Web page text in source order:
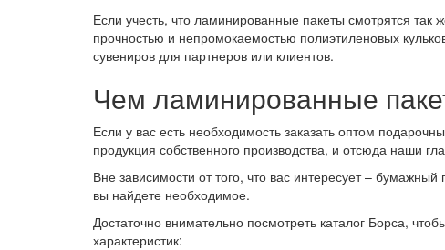
Если учесть, что ламинированные пакеты смотрятся так
прочностью и непромокаемостью полиэтиленовых
сувениров для партнеров или клиентов.
Чем ламинированные
Если у вас есть необходимость заказать оптом
продукция собственного производства, и отсюда наши
Вне зависимости от того, что вас интересует –
вы найдете необходимое.
Достаточно внимательно посмотреть каталог Борса,
характеристик: